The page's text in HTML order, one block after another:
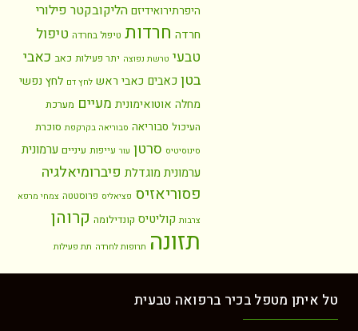
היפרתירואידיזם הליקובקטר פילורי
חרדה חרדות טיפול בחרדה טיפול
טבעי טרשת נפוצה יתר פעילות כאב כאבי
בטן כאבים כאבי ראש לחץ דם לחץ נפשי
מחלה אוטואימונית מעיים מערכת
העיכול סבוריאה סבוריאה בקרקפת סוכרת
סינוסיטיס סרטן עור עייפות עיניים ערמונית
ערמונית מוגדלת פיברומיאלגיה
פסוריאזיס פציאליס פרוסטטה צמחי מרפא
צרבות קוליטיס קונדילומה קרוהן
תזונה תרופות לחרדה תת פעילות
טל איתן מטפל בכיר ברפואה טבעית